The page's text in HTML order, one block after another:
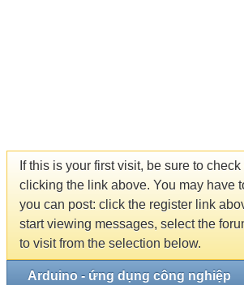
If this is your first visit, be sure to
clicking the link above. You may have
you can post: click the register link
start viewing messages, select the
to visit from the selection below.
Arduino - ứng dụng công nghiệp